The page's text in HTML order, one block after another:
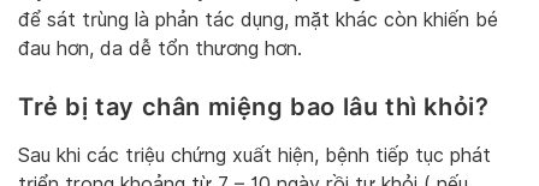
để sát trùng là phản tác dụng, mặt khác còn khiến bé
đau hơn, da dễ tổn thương hơn.
Trẻ bị tay chân miệng bao lâu thì khỏi?
Sau khi các triệu chứng xuất hiện, bệnh tiếp tục phát